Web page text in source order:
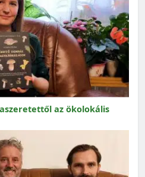
az ökolokális